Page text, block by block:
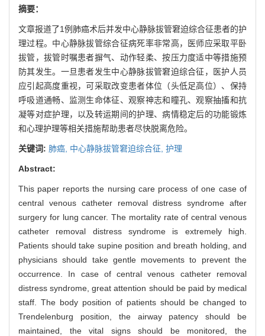
摘要：
文章报道了1例肺癌术后并发中心静脉拔管窘迫综合征患者的护
理过程。中心静脉拔管综合征病死率非常高，医师应采取平卧
拔管，拔管时嘱患者摒气、动作轻柔、按压力度适中等措施预
防其发生。一旦患者发生中心静脉拔管窘迫综合征，医护人员
应引起高度重视，可采取改变患者体位（头低足高位）、保持
呼吸道通畅、监测生命体征、观察神志和瞳孔、观察抽搐和抗
凝等对症护理，以及转运期间的护理、病情稳定后的功能锻炼
和心理护理等相关措施帮助患者尽快脱离危险。
关键词: 肺癌, 中心静脉拔管窘迫综合征, 护理
Abstract:
This paper reports the nursing care process of one case of
central venous catheter removal distress syndrome after
surgery for lung cancer. The mortality rate of central venous
catheter removal distress syndrome is extremely high.
Patients should take supine position and breath holding, and
physicians should take gentle movements to prevent the
occurrence. In case of central venous catheter removal
distress syndrome, great attention should be paid by medical
staff. The body position of patients should be changed to
Trendelenburg position, the airway patency should be
maintained, the vital signs should be monitored, the